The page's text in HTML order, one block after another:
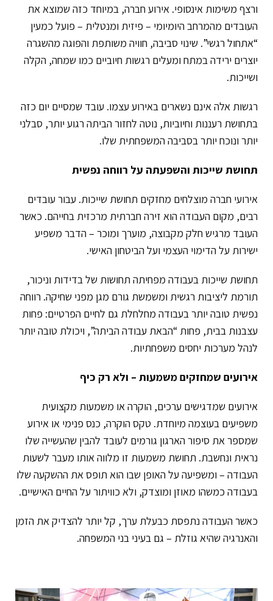
ורצף משימות אינסופי. אירוע חברה, במיוחד כזה שמוצא את
העובדים מהמרחב היומיומי – פיזית ומנטלית – פועל כמעין
“אתחול רגשי”. שינוי סביבה, חוויה משותפת והפוגה מהשגרה
יוצרים ירידה במתח ומעלים רגשות חיוביים כמו שמחה, הקלה
ושייכות.
רגשות אלה אינם נשארים באירוע עצמו. עובד שמסיים יום כזה
בתחושת רעננות וחיוביות, נוטה לחזור הביתה רגוע יותר, סבלני
יותר ונוכח יותר בסביבה המשפחתית שלו.
תחושת שייכות והשפעתה על רווחה נפשית
אירועי חברה מוצלחים מחזקים תחושת שייכות. עבור עובדים
רבים, מקום העבודה הוא זירה חברתית מרכזית בחייהם. כאשר
העובד מרגיש חלק מקבוצה, מוערך ומוכר – הדבר משפיע
ישירות על הדימוי העצמי ועל הביטחון האישי.
תחושת שייכות בעבודה מפחיתה תחושות של בדידות וניכור,
תורמת ליציבות רגשית ומשמשת גורם מגן מפני שחיקה. רווחה
נפשית טובה יותר בעבודה מחלחלת גם לחיים הפרטיים: פחות
עצבנות בבית, פחות “הבאת עבודה הביתה”, ויכולת טובה יותר
לנהל מערכות יחסים משפחתיות.
אירועים שמחזקים משמעות – ולא רק כיף
אירועים שמדגישים ערכים, הוקרה או משמעות מקצועית
משפיעים בעוצמה מיוחדת. טקס הוקרה, כנס פנימי או אירוע
שמספר את סיפור הארגון גורמים לעובד להבין שהעשייה שלו
נראית ונחשבת. תחושת משמעות זו מלווה אותו מעבר לשעות
העבודה – ומשפיעה על האופן שבו הוא תופס את ההשקעה שלו
בעבודה כמשהו מאוזן ומוצדק, ולא כוויתור על החיים האישיים.
כאשר העבודה נתפסת כבעלת ערך, קל יותר להצדיק את הזמן
והאנרגיה שהיא גוזלת – גם בעיני בני המשפחה.